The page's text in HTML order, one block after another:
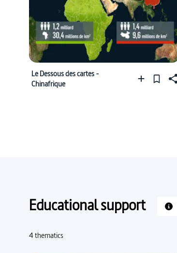
Le Dessous des cartes -
Chinafrique
Educational support
4 thematics